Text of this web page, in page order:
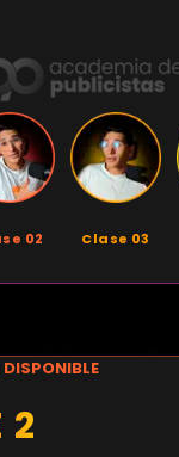
02 Clase 03
2